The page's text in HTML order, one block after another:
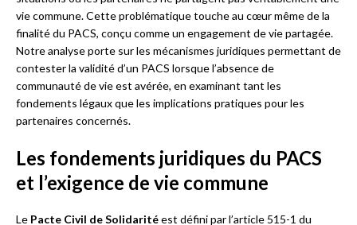
vie commune. Cette problématique touche au cœur même de la
finalité du PACS, conçu comme un engagement de vie partagée.
Notre analyse porte sur les mécanismes juridiques permettant de
contester la validité d’un PACS lorsque l’absence de
communauté de vie est avérée, en examinant tant les
fondements légaux que les implications pratiques pour les
partenaires concernés.
Les fondements juridiques du PACS
et l’exigence de vie commune
Le Pacte Civil de Solidaritéest défini par l’article 515-1 du